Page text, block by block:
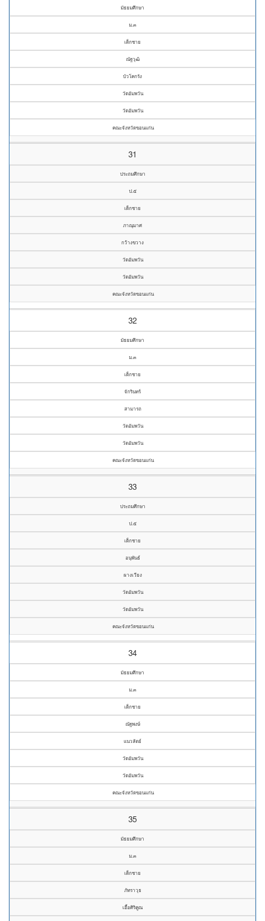
มัธยมศึกษา
ม.๓
เด็กชาย
ณัฐวุฒิ
บัวโคกรัง
วัดอัมพวัน
วัดอัมพวัน
คณะจังหวัดขอนแก่น
31
ประถมศึกษา
ป.๕
เด็กชาย
ภาณุมาศ
กว้างขวาง
วัดอัมพวัน
วัดอัมพวัน
คณะจังหวัดขอนแก่น
32
มัธยมศึกษา
ม.๓
เด็กชาย
จักรินทร์
สามารถ
วัดอัมพวัน
วัดอัมพวัน
คณะจังหวัดขอนแก่น
33
ประถมศึกษา
ป.๕
เด็กชาย
อนุพันธ์
ผางเวียง
วัดอัมพวัน
วัดอัมพวัน
คณะจังหวัดขอนแก่น
34
มัธยมศึกษา
ม.๓
เด็กชาย
ณัฐพงษ์
แนวสัตย์
วัดอัมพวัน
วัดอัมพวัน
คณะจังหวัดขอนแก่น
35
มัธยมศึกษา
ม.๓
เด็กชาย
ภัทราวุธ
เอื้อศิริคูณ